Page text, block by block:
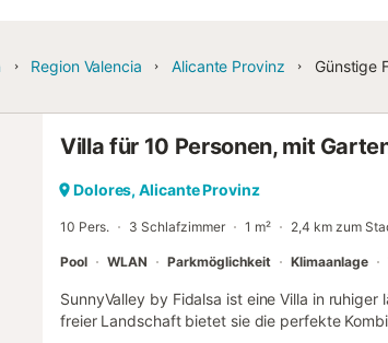
Region Valencia Alicante Provinz Günstige
Villa für 10 Personen, mit
Dolores, Alicante Provinz
10 Pers. 3 Schlafzimmer 1 m² 2,4 km zum
Pool WLAN Parkmöglichkeit Klimaanlage
SunnyValley by Fidalsa ist eine Villa in
freier Landschaft bietet sie die perfekte